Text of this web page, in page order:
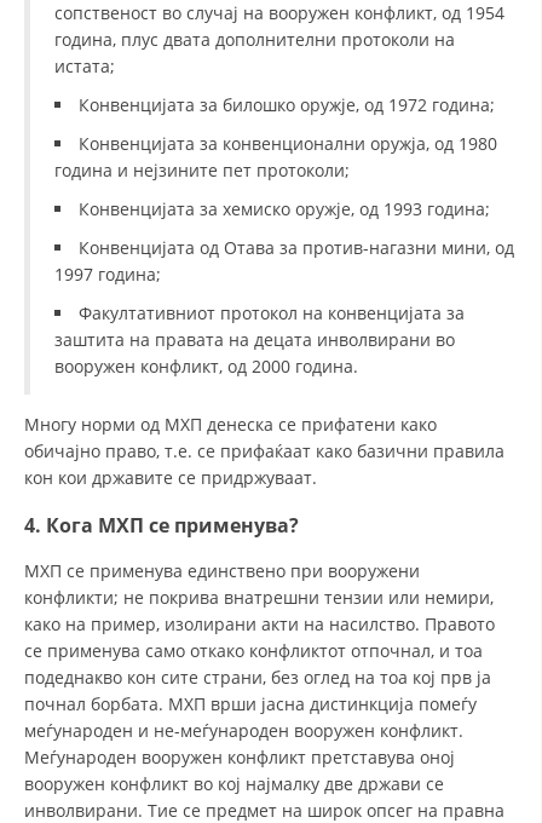
ФОРМУЛАРИ ЗА БАРАЊА
ПРВА ПОМОШ
КРВОДАРИТЕЛСТВО
МЕНАЏМЕНТ НА ВОЛОНТЕРИ
ЗА НАС
ПРИРАЧНИЦИ
СТРАТЕГИИ
ЕДУКАТИВНО ИНФОРМАТИВНИ МАТЕРИЈАЛИ
БРОШУРИ
ПРЕЗЕНТАЦИИ
сопственост во случај на вооружен конфликт, од 1954
година, плус двата дополнителни протоколи на
истата;
Конвенцијата за билошко оружје, од 1972 година;
Конвенцијата за конвенционални оружја, од 1980
година и нејзините пет протоколи;
Конвенцијата за хемиско оружје, од 1993 година;
Конвенцијата од Отава за против-нагазни мини, од
1997 година;
Факултативниот протокол на конвенцијата за
заштита на правата на децата инволвирани во
вооружен конфликт, од 2000 година.
Многу норми од МХП денеска се прифатени како
обичајно право, т.е. се прифаќаат како базични правила
кон кои државите се придржуваат.
4. Кога МХП се применува?
МХП се применува единствено при вооружени
конфликти; не покрива внатрешни тензии или немири,
како на пример, изолирани акти на насилство. Правото
се применува само откако конфликтот отпочнал, и тоа
подеднакво кон сите страни, без оглед на тоа кој прв ја
почнал борбата. МХП врши јасна дистинкција помеѓу
меѓународен и не-меѓународен вооружен конфликт.
Меѓународен вооружен конфликт претставува оној
вооружен конфликт во кој најмалку две држави се
инволвирани. Тие се предмет на широк опсег на правна